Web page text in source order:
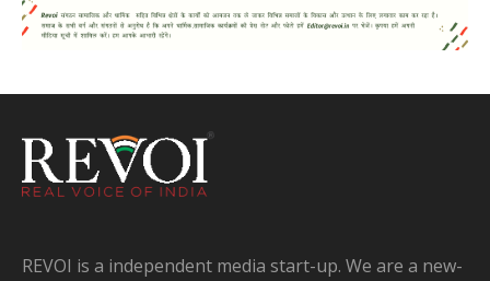
REVOI is a independent media start-up. We are a new-